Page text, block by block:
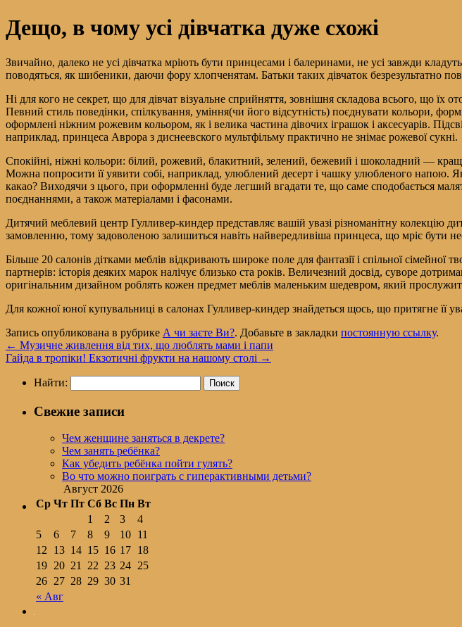
Дещо, в чому усі дівчатка дуже схожі
Звичайно, далеко не усі дівчатка мріють бути принцесами і балеринами, не усі завжди
поводяться, як шибеники, даючи фору хлопченятам. Батьки таких дівчаток безрезультатно
Ні для кого не секрет, що для дівчат візуальне сприйняття, зовнішня складова всього, що
Певний стиль поведінки, спілкування, уміння(чи його відсутність) поєднувати кольори,
оформлені ніжним рожевим кольором, як і велика частина дівочих іграшок і аксесуарів.
наприклад, принцеса Аврора з диснеевского мультфільму практично не знімає рожевої сукні.
Спокійні, ніжні кольори: білий, рожевий, блакитний, зелений, бежевий і шоколадний —
Можна попросити її уявити собі, наприклад, улюблений десерт і чашку улюбленого напою.
какао? Виходячи з цього, при оформленні буде легший вгадати те, що саме сподобається
поєднаннями, а також матеріалами і фасонами.
Дитячий меблевий центр Гулливер-киндер представляє вашій увазі різноманітну колекцію
замовленню, тому задоволеною залишиться навіть найвередливіша принцеса, що мріє бути
Більше 20 салонів дітками меблів відкривають широке поле для фантазії і спільної
партнерів: історія деяких марок налічує близько ста років. Величезний досвід, суворе
оригінальним дизайном роблять кожен предмет меблів маленьким шедевром, який
Для кожної юної купувальниці в салонах Гулливер-киндер знайдеться щось, що притягне її
Запись опубликована в рубрике А чи заєте Ви?. Добавьте в закладки постоянную ссылку.
← Музичне живлення від тих, що люблять мами і папи
Гайда в тропіки! Екзотичні фрукти на нашому столі →
Найти:
Свежие записи
Чем женщине заняться в декрете?
Чем занять ребёнка?
Как убедить ребёнка пойти гулять?
Во что можно поиграть с гиперактивными детьми?
Август 2026
Ср Чт Пт Сб Вс Пн Вт
« Авг
1 2 3
4
5
6 7 8 9 10 11
12
13 14 15 16 17 18
19 20 21 22 23 24 25
26 27 28 29 30 31